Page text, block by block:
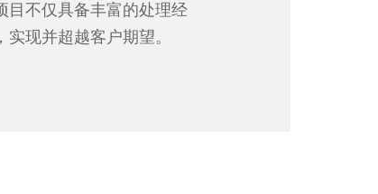
目不仅具备丰富的处理经
现并超越客户期望。